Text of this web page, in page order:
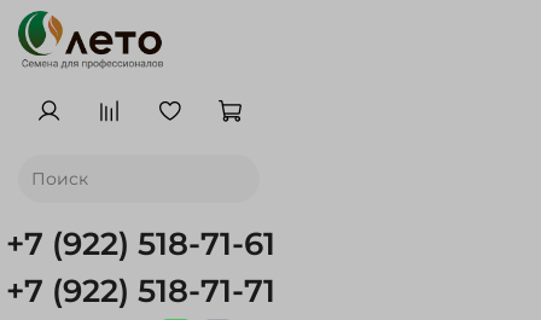
+7 (922) 518-71-61
+7 (922) 518-71-71